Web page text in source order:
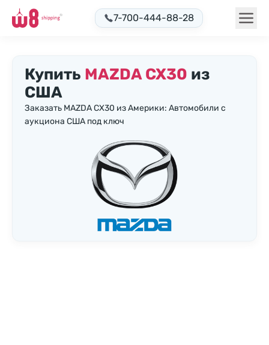
7-700-444-88-28
Купить MAZDA CX30 из
США
Заказать MAZDA CX30 из Америки: Автомобили с
аукциона США под ключ